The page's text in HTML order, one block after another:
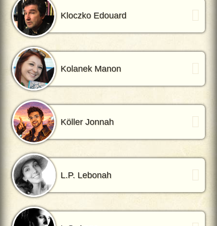
Kloczko Edouard
Kolanek Manon
Köller Jonnah
L.P. Lebonah